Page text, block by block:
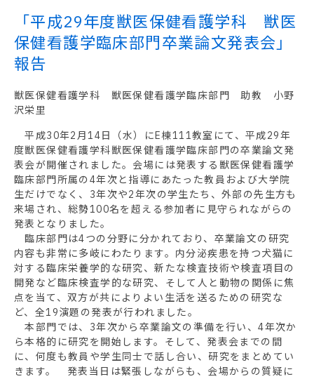
「平成29年度獣医保健看護学科 獣医
保健看護学臨床部門卒業論文発表会」
報告
獣医保健看護学科 獣医保健看護学臨床部門 助教 小野
沢栄里
平成30年2月14日（水）にE棟111教室にて、平成29年
度獣医保健看護学科獣医保健看護学臨床部門の卒業論文発
表会が開催されました。会場には発表する獣医保健看護学
臨床部門所属の4年次と指導にあたった教員および大学院
生だけでなく、3年次や2年次の学生たち、外部の先生方も
来場され、総勢100名を超える参加者に見守られながらの
発表となりました。
臨床部門は4つの分野に分かれており、卒業論文の研究
内容も非常に多岐にわたります。内分泌疾患を持つ犬猫に
対する臨床栄養学的な研究、新たな検査技術や検査項目の
開発など臨床検査学的な研究、そして人と動物の関係に焦
点を当て、双方が共によりよい生活を送るための研究な
ど、全19演題の発表が行われました。
本部門では、3年次から卒業論文の準備を行い、4年次か
ら本格的に研究を開始します。そして、発表会までの間
に、何度も教員や学生同士で話し合い、研究をまとめてい
きます。 発表当日は緊張しながらも、会場からの質疑に